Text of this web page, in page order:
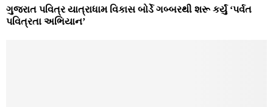
ગુજરાત પવિત્ર યાત્રાધામ વિકાસ બોર્ડે ગબ્બરથી શરૂ કર્યું ‘પર્વત
પવિત્રતા અભિયાન’